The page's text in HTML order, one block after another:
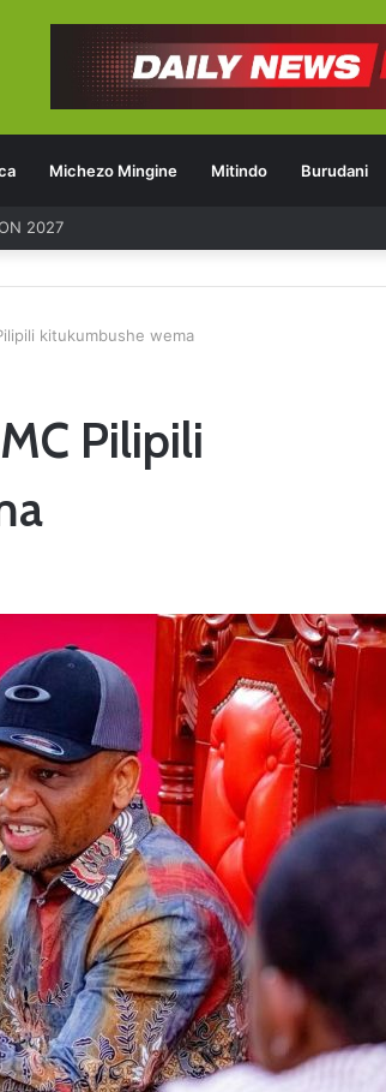
Michezo Mingine Mitindo Burudani
kitukumbushe wema
Pilipili